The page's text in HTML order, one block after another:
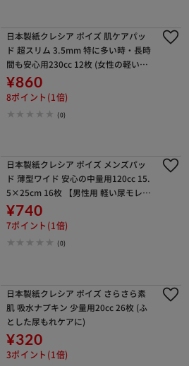
日本製紙クレシア ポイズ 肌ケアパッ
ド 超スリム 3.5mm 特に多い時・長時
間も安心用230cc 12枚 (女性の軽い尿
もれ用)
¥860
8ポイント(1倍)
(0)
日本製紙クレシア ポイズ メンズパッ
ド 薄型ワイド 安心の中量用120cc 15.
5×25cm 16枚 【男性用 軽い尿モレ対
策】
¥740
7ポイント(1倍)
(0)
日本製紙クレシア ポイズ さらさら素
肌 吸水ナプキン 少量用20cc 26枚 (ふ
とした尿もれケアに)
¥320
3ポイント(1倍)